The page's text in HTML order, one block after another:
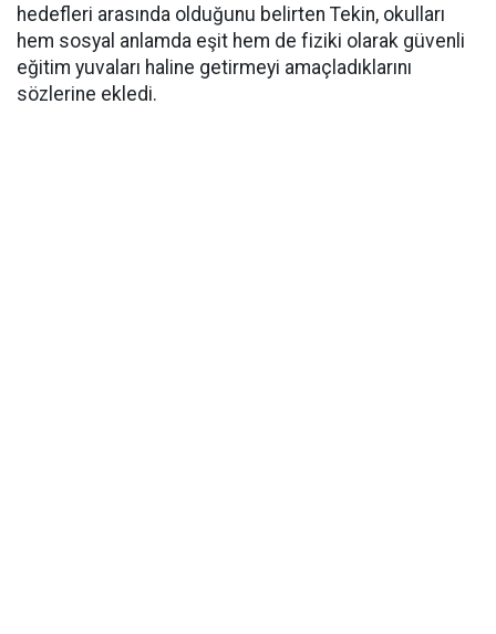
hedefleri arasında olduğunu belirten Tekin, okulları
hem sosyal anlamda eşit hem de fiziki olarak güvenli
eğitim yuvaları haline getirmeyi amaçladıklarını
sözlerine ekledi.